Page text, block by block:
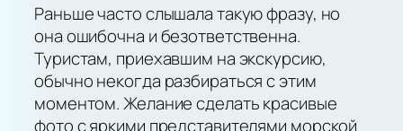
Раньше часто слышала такую фразу, но
она ошибочна и безответственна.
Туристам, приехавшим на экскурсию,
обычно некогда разбираться с этим
моментом. Желание сделать красивые
фото с яркими представителями морской